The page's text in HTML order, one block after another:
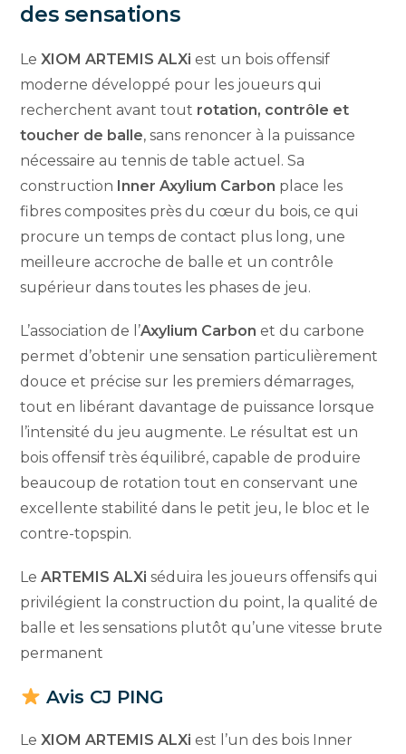
des sensations
LeXIOM ARTEMIS ALXi est un bois offensif
moderne développé pour les joueurs qui
recherchent avant tout rotation, contrôle et
toucher de balle, sans renoncer à la puissance
nécessaire au tennis de table actuel. Sa
construction Inner Axylium Carbon place les
fibres composites près du cœur du bois, ce qui
procure un temps de contact plus long, une
meilleure accroche de balle et un contrôle
supérieur dans toutes les phases de jeu.
L’association de l’Axylium Carbon et du carbone
permet d’obtenir une sensation particulièrement
douce et précise sur les premiers démarrages,
tout en libérant davantage de puissance lorsque
l’intensité du jeu augmente. Le résultat est un
bois offensif très équilibré, capable de produire
beaucoup de rotation tout en conservant une
excellente stabilité dans le petit jeu, le bloc et le
contre-topspin.
LeARTEMIS ALXi séduira les joueurs offensifs qui
privilégient la construction du point, la qualité de
balle et les sensations plutôt qu’une vitesse brute
permanent
Avis CJ PING
LeXIOM ARTEMIS ALXi est l’un des bois Inner